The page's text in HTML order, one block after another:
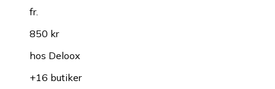
fr.
850 kr
hos Deloox
+16 butiker